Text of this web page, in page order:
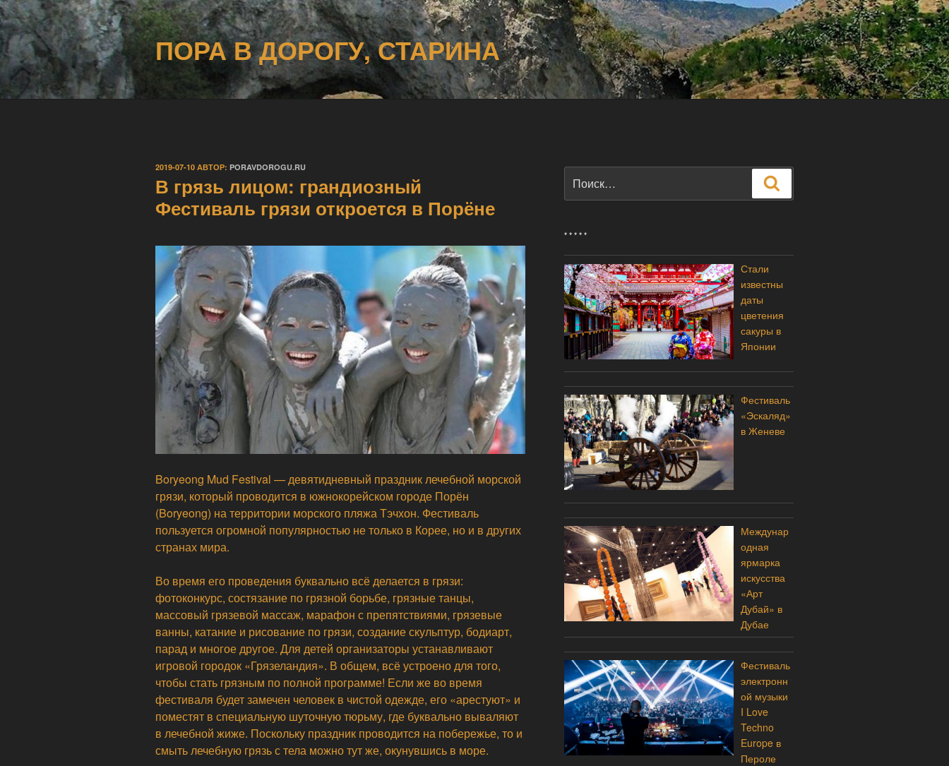
Перейти
к
содержимому
ПОРА В ДОРОГУ, СТАРИНА
ОПУБЛИКОВАНО
2019-07-10 АВТОР: PORAVDOROGU.RU
В грязь лицом: грандиозный
Фестиваль грязи откроется в Порёне
Boryeong Mud Festival — девятидневный праздник лечебной морской
грязи, который проводится в южнокорейском городе Порён
(Boryeong) на территории морского пляжа Тэчхон. Фестиваль
пользуется огромной популярностью не только в Корее, но и в других
странах мира.
Во время его проведения буквально всё делается в грязи:
фотоконкурс, состязание по грязной борьбе, грязные танцы,
массовый грязевой массаж, марафон с препятствиями, грязевые
ванны, катание и рисование по грязи, создание скульптур, бодиарт,
парад и многое другое. Для детей организаторы устанавливают
игровой городок «Грязеландия». В общем, всё устроено для того,
чтобы стать грязным по полной программе! Если же во время
фестиваля будет замечен человек в чистой одежде, его «арестуют» и
поместят в специальную шуточную тюрьму, где буквально вываляют
в лечебной жиже. Поскольку праздник проводится на побережье, то и
смыть лечебную грязь с тела можно тут же, окунувшись в море.
* * * * *
Стали
известны
даты
цветения
сакуры в
Японии
Фестиваль
«Эскаляд»
в Женеве
Междунар
одная
ярмарка
искусства
«Арт
Дубай» в
Дубае
Фестиваль
электронн
ой музыки
I Love
Techno
Europe в
Пероле